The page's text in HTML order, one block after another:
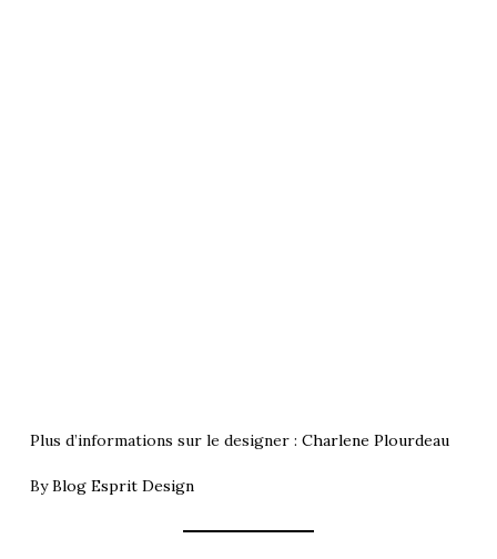
Plus d’informations sur le designer : Charlene Plourdeau
ByBlog Esprit Design